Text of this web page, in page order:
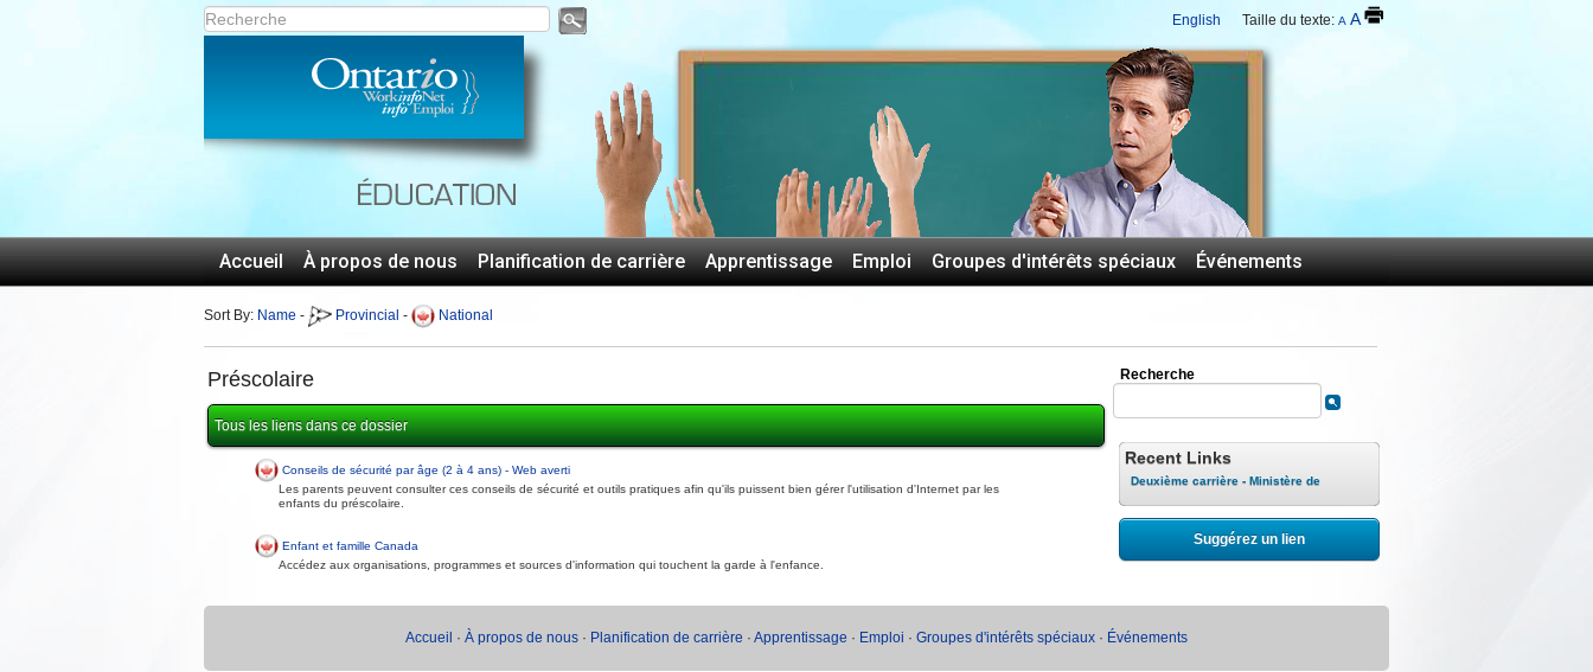
English Taille du texte: A A
Accueil À propos de nous Planification de carrière Apprentissage Emploi Groupes d'intérêts spéciaux Événements
Sort By: Name - Provincial - National
Préscolaire
Tous les liens dans ce dossier
Conseils de sécurité par âge (2 à 4 ans) - Web averti
Les parents peuvent consulter ces conseils de sécurité et outils pratiques afin qu'ils puissent bien gérer l'utilisation d'Internet par les
enfants du préscolaire.
Enfant et famille Canada
Accédez aux organisations, programmes et sources d'information qui touchent la garde à l'enfance.
Recherche
Recent Links
Deuxième carrière - Ministère de
Suggérez un lien
Accueil · À propos de nous · Planification de carrière · Apprentissage · Emploi · Groupes d'intérêts spéciaux · Événements